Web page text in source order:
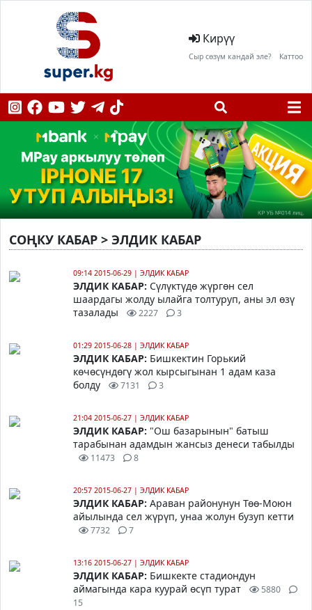
Кирүү
Сыр сөзүм кандай эле? Каттоо
СОҢКУ КАБАР > ЭЛДИК КАБАР
09:14 2015-06-29 | ЭЛДИК КАБАР
ЭЛДИК КАБАР: Сүлүктүдө жүргөн сел
шаардагы жолду ылайга толтуруп, аны эл өзү
тазалады
2227 3
01:29 2015-06-28 | ЭЛДИК КАБАР
ЭЛДИК КАБАР: Бишкектин Горький
көчөсүндөгү жол кырсыгынан 1 адам каза
болду
7131 3
21:04 2015-06-27 | ЭЛДИК КАБАР
ЭЛДИК КАБАР: "Ош базарынын" батыш
тарабынан адамдын жансыз денеси табылды
11473 8
20:57 2015-06-27 | ЭЛДИК КАБАР
ЭЛДИК КАБАР:Араван районунун Төө-Моюн
айылында сел жүрүп, унаа жолун бузуп кетти
7732 7
13:16 2015-06-27 | ЭЛДИК КАБАР
ЭЛДИК КАБАР: Бишкекте стадиондун
аймагында кара куурай өсүп турат
5880
15